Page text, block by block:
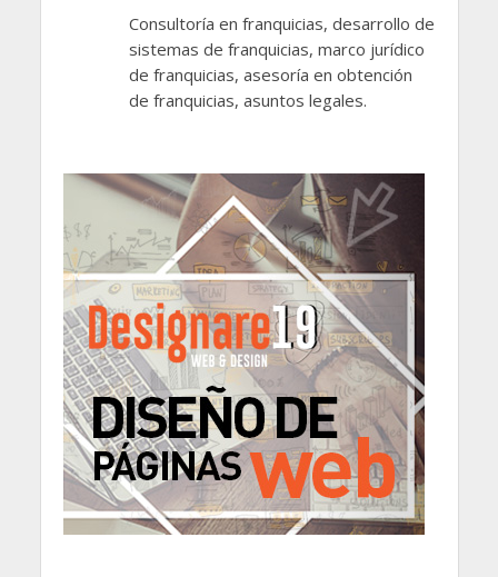
Consultoría en franquicias, desarrollo de
sistemas de franquicias, marco jurídico
de franquicias, asesoría en obtención
de franquicias, asuntos legales.